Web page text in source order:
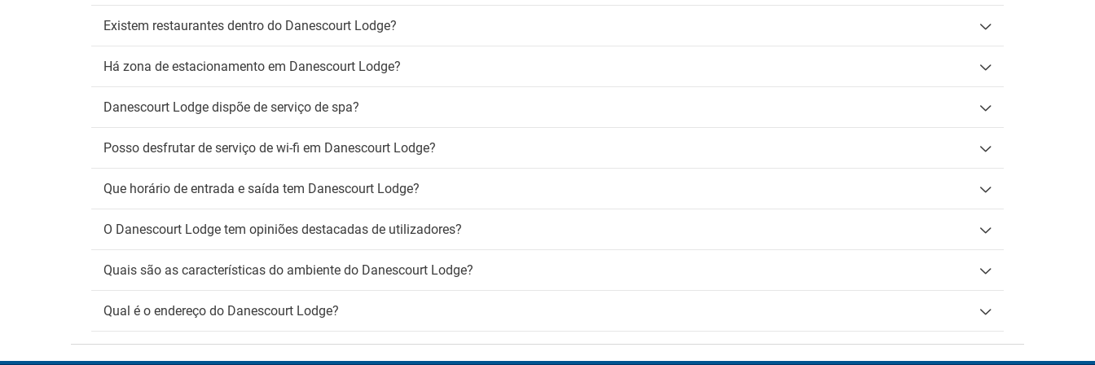
Existem restaurantes dentro do Danescourt Lodge?
Há zona de estacionamento em Danescourt Lodge?
Danescourt Lodge dispõe de serviço de spa?
Posso desfrutar de serviço de wi-fi em Danescourt Lodge?
Que horário de entrada e saída tem Danescourt Lodge?
O Danescourt Lodge tem opiniões destacadas de utilizadores?
Quais são as características do ambiente do Danescourt Lodge?
Qual é o endereço do Danescourt Lodge?